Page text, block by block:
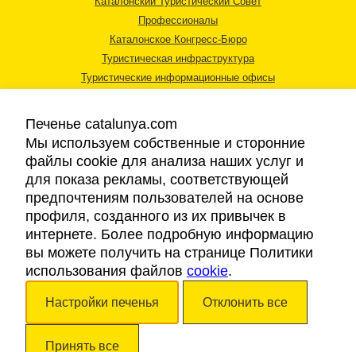
Профессионалы
Каталонское Конгресс-Бюро
Туристическая инфраструктура
Туристические информационные офисы
Правовая информация
Cookies
Доступность
Авторские права © 2026. Каталонский Туристический Совет. Все права
Печенье catalunya.com
Мы используем собственные и сторонние
файлы cookie для анализа наших услуг и
для показа рекламы, соответствующей
предпочтениям пользователей на основе
профиля, созданного из их привычек в
интернете. Более подробную информацию
вы можете получить на странице Политики
использования файлов cookie.
Настройки печенья Отклонить все
Принять все